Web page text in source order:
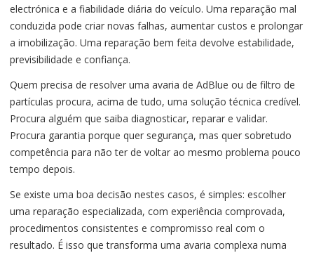
electrónica e a fiabilidade diária do veículo. Uma reparação mal
conduzida pode criar novas falhas, aumentar custos e prolongar
a imobilização. Uma reparação bem feita devolve estabilidade,
previsibilidade e confiança.
Quem precisa de resolver uma avaria de AdBlue ou de filtro de
partículas procura, acima de tudo, uma solução técnica credível.
Procura alguém que saiba diagnosticar, reparar e validar.
Procura garantia porque quer segurança, mas quer sobretudo
competência para não ter de voltar ao mesmo problema pouco
tempo depois.
Se existe uma boa decisão nestes casos, é simples: escolher
uma reparação especializada, com experiência comprovada,
procedimentos consistentes e compromisso real com o
resultado. É isso que transforma uma avaria complexa numa